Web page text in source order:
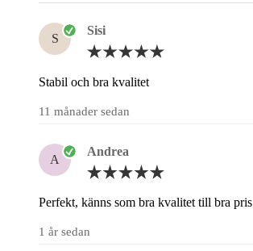
S
Sisi
Stabil och bra kvalitet
11 månader sedan
A
Andrea
Perfekt, känns som bra kvalitet till bra pris
1 år sedan